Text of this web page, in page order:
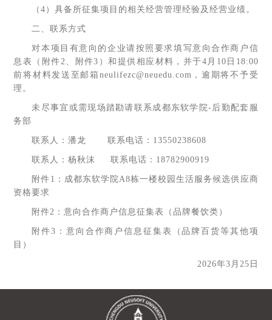
（4）具备所征集项目的相关经营管理经验及经营业绩。
二、联系方式
对本项目有意向的企业请按照要求填写意向合作商户信
息表（附件2、附件3）和提供相应材料，并于4月10日18:00
前将材料发送至邮箱neulifezc@neuedu.com，逾期将不予受
理。
未尽事宜或需现场踏勘请联系成都东软学院-后勤配套服
务部
联系人：潘龙 联系电话：13550238608
联系人：杨秋沫 联系电话：18782900919
附件1：成都东软学院A8栋一楼校园生活服务候选供应商
资格要求
附件2：意向合作商户信息征集表（品牌餐饮类）
附件3：意向合作商户信息征集表（品牌百货等其他项
目）
2026年3月25日